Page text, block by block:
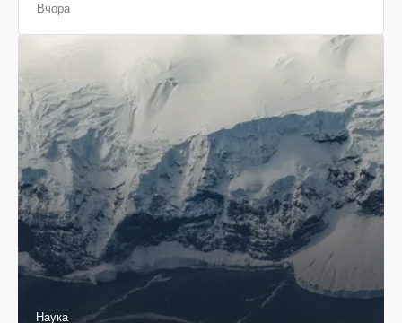
Вчора
Наука